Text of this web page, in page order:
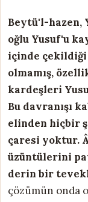
Beytü'l-hazen,
oğlu Yusuf'u
içinde
olmamış,
kardeşleri
Bu davranışı
elinden hiçbir
çaresi yoktur.
üzüntülerini
derin bir
çözümün onda